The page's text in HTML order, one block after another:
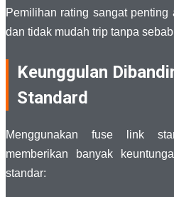
Pemilihan rating sangat
dan tidak mudah trip tanpa
Keunggulan
Standard
Menggunakan fuse link
memberikan banyak
standar: